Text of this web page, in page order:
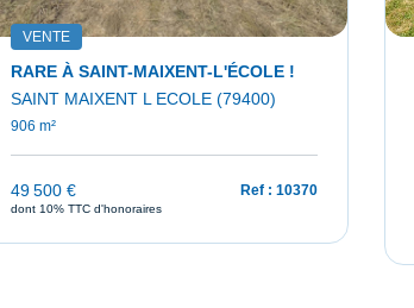
VENTE
RARE À SAINT-MAIXENT-L'ÉCOLE !
SAINT MAIXENT L ECOLE (79400)
906 m²
49 500 €
dont 10% TTC d'honoraires
Ref : 10370